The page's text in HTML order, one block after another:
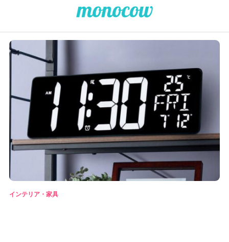
インテリア・家具